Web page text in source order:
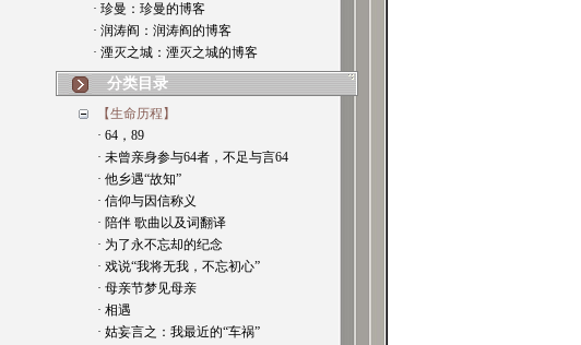
· 珍曼：珍曼的博客
· 润涛阎：润涛阎的博客
· 湮灭之城：湮灭之城的博客
分类目录
【生命历程】
· 64，89
· 未曾亲身参与64者，不足与言64
· 他乡遇“故知”
· 信仰与因信称义
· 陪伴 歌曲以及词翻译
· 为了永不忘却的纪念
· 戏说“我将无我，不忘初心”
· 母亲节梦见母亲
· 相遇
· 姑妄言之：我最近的“车祸”